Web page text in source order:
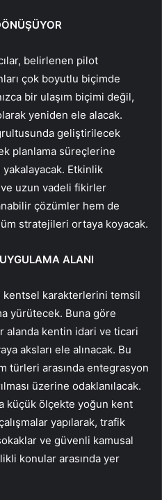
belirlenen pilot
çok boyutlu biçimde
bir ulaşım biçimi değil,
yeniden ele alacak.
geliştirilecek
planlama süreçlerine
yakalayacak. Etkinlik
uzun vadeli fikirler
çözümler hem de
stratejileri ortaya koyacak.
ALANI
kentsel karakterlerini temsil
yürütecek. Buna göre
alanda kentin idari ve ticari
aksları ele alınacak. Bu
türleri arasında entegrasyon
üzerine odaklanılacak.
küçük ölçekte yoğun kent
yapılarak, trafik
ve güvenli kamusal
konular arasında yer